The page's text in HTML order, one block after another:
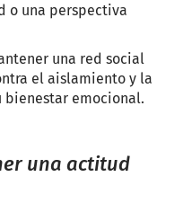
o una perspectiva
una red social
el aislamiento y la
emocional.
una actitud